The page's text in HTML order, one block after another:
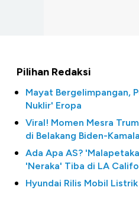
Pilihan Redaksi
Mayat Bergelimpangan,
Nuklir' Eropa
Viral! Momen Mesra
di Belakang Biden-Kamala
Ada Apa AS?
'Neraka' Tiba di LA
Hyundai Rilis Mobil